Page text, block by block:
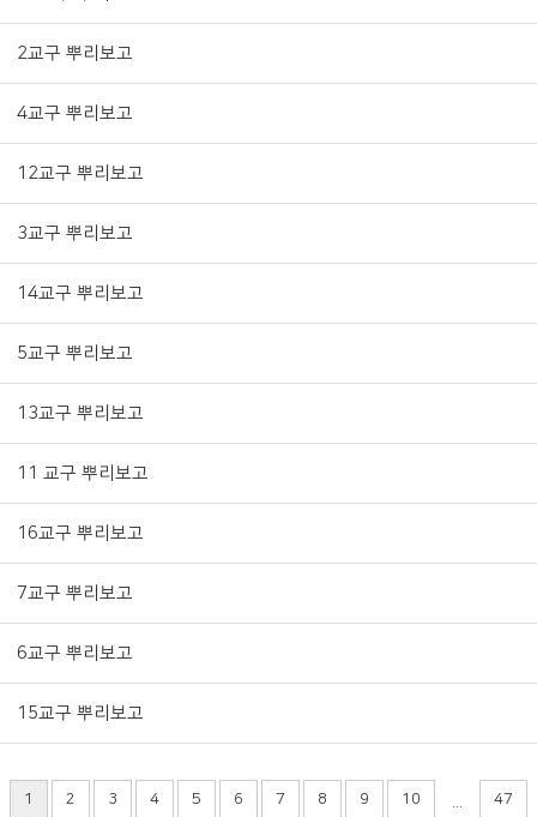
2교구 뿌리보고
4교구 뿌리보고
12교구 뿌리보고
3교구 뿌리보고
14교구 뿌리보고
5교구 뿌리보고
13교구 뿌리보고
11 교구 뿌리보고
16교구 뿌리보고
7교구 뿌리보고
6교구 뿌리보고
15교구 뿌리보고
1 2 3 4 5 6 7 8 9 10 47